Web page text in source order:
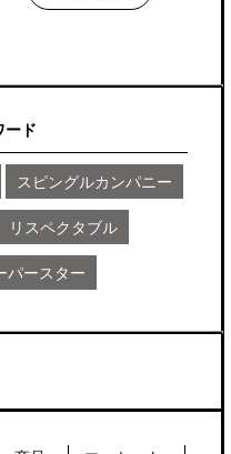
ード
スピングルカンパニー
リスペクタブル
パースター